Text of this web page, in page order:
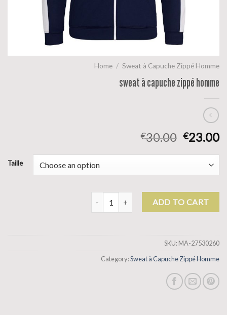
Home / Sweat à Capuche Zippé Homme
sweat à capuche zippé homme
€30.00 €23.00
Taille
sweat à capuche zippé homme quantity
ADD TO CART
SKU:MA-27530260
Category:Sweat à Capuche Zippé Homme